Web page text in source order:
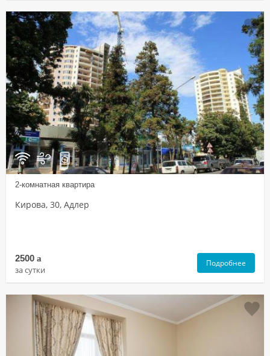
2-комнатная квартира
Кирова, 30, Адлер
2500 a
за сутки
Подробнее